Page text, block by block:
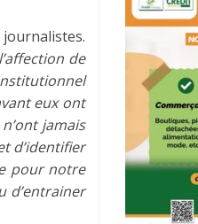
de
eux ont
jamais
d’identifier
pour notre
d’entrainer